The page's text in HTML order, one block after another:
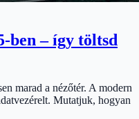
ben – így töltsd
marad a nézőtér. A modern
Mutatjuk, hogyan